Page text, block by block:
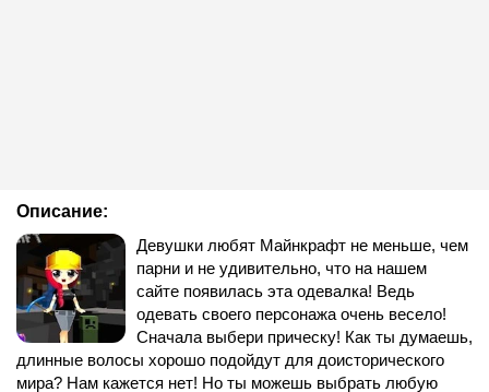
Описание:
Девушки любят Майнкрафт не меньше, чем
парни и не удивительно, что на нашем
сайте появилась эта одевалка! Ведь
одевать своего персонажа очень весело!
Сначала выбери прическу! Как ты думаешь,
длинные волосы хорошо подойдут для доисторического
мира? Нам кажется нет! Но ты можешь выбрать любую